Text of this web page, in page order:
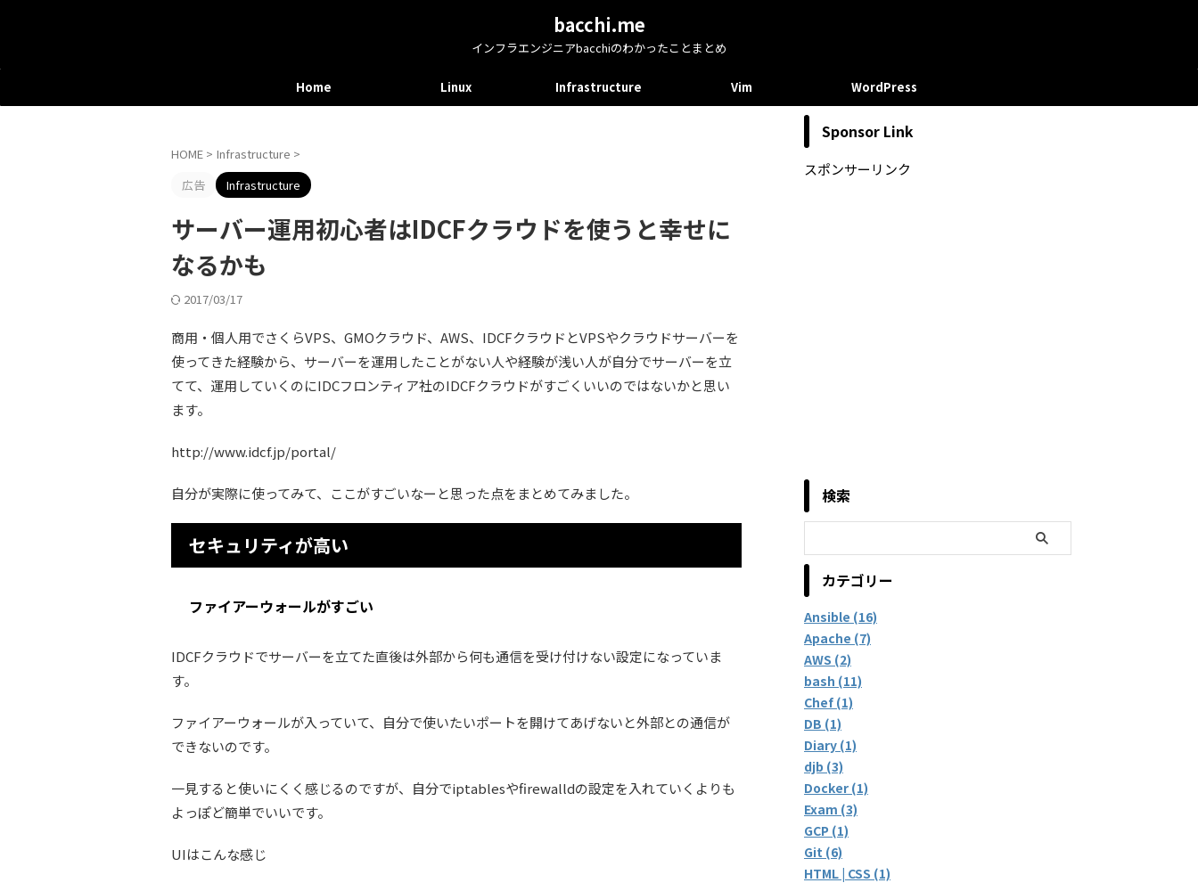
bacchi.me
インフラエンジニアbacchiのわかったことまとめ
Home Linux Infrastructure Vim WordPress
HOME > Infrastructure >
広告
Infrastructure
サーバー運用初心者はIDCFクラウドを使うと幸せに
なるかも
2017/03/17
商用・個人用でさくらVPS、GMOクラウド、AWS、IDCFクラウドとVPSやクラウドサーバーを
使ってきた経験から、サーバーを運用したことがない人や経験が浅い人が自分でサーバーを立
てて、運用していくのにIDCフロンティア社のIDCFクラウドがすごくいいのではないかと思い
ます。
http://www.idcf.jp/portal/
自分が実際に使ってみて、ここがすごいなーと思った点をまとめてみました。
セキュリティが高い
ファイアーウォールがすごい
IDCFクラウドでサーバーを立てた直後は外部から何も通信を受け付けない設定になっていま
す。
ファイアーウォールが入っていて、自分で使いたいポートを開けてあげないと外部との通信が
できないのです。
一見すると使いにくく感じるのですが、自分でiptablesやfirewalldの設定を入れていくよりも
よっぽど簡単でいいです。
UIはこんな感じ
Sponsor Link
スポンサーリンク
検索
カテゴリー
Ansible (16)
Apache (7)
AWS (2)
bash (11)
Chef (1)
DB (1)
Diary (1)
djb (3)
Docker (1)
Exam (3)
GCP (1)
Git (6)
HTML | CSS (1)